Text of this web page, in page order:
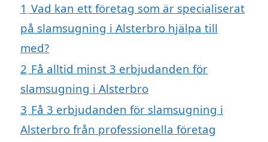
1 Vad kan ett företag som är specialiserat
på slamsugning i Alsterbro hjälpa till
med?
2 Få alltid minst 3 erbjudanden för
slamsugning i Alsterbro
3 Få 3 erbjudanden för slamsugning i
Alsterbro från professionella företag